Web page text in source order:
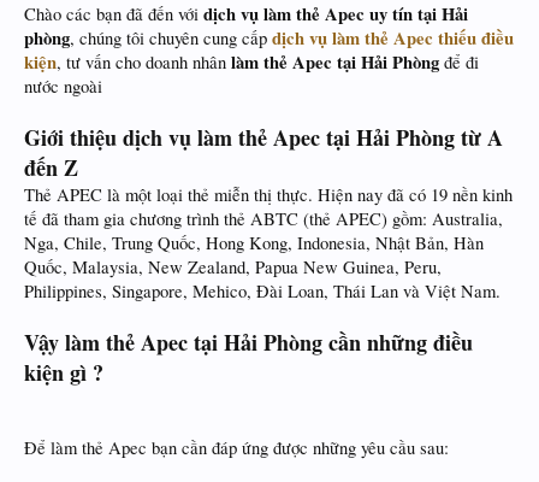
Chào các bạn đã đến với dịch vụ làm thẻ Apec uy tín tại Hải
phòng, chúng tôi chuyên cung cấp dịch vụ làm thẻ Apec thiếu điều
kiện, tư vấn cho doanh nhân làm thẻ Apec tại Hải Phòng để đi
nước ngoài
Giới thiệu dịch vụ làm thẻ Apec tại Hải Phòng từ A
đến Z
Thẻ APEC là một loại thẻ miễn thị thực. Hiện nay đã có 19 nền kinh
tế đã tham gia chương trình thẻ ABTC (thẻ APEC) gồm: Australia,
Nga, Chile, Trung Quốc, Hong Kong, Indonesia, Nhật Bản, Hàn
Quốc, Malaysia, New Zealand, Papua New Guinea, Peru,
Philippines, Singapore, Mehico, Đài Loan, Thái Lan và Việt Nam.
Vậy làm thẻ Apec tại Hải Phòng cần những điều
kiện gì ?
Để làm thẻ Apec bạn cần đáp ứng được những yêu cầu sau: